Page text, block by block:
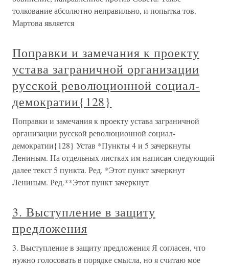
толкование абсолютно неправильно, и попытка тов.
Мартова является
Поправки и замечания к проекту
устава заграничной организации
русской революционной социал-
демократии{128}
Поправки и замечания к проекту устава заграничной
организации русской революционной социал-
демократии{128} Устав *Пункты 4 и 5 зачеркнуты
Лениным. На отдельных листках им написан следующий
далее текст 5 пункта. Ред. *Этот пункт зачеркнут
Лениным. Ред.**Этот пункт зачеркнут
3. Выступление в защиту
предложения
3. Выступление в защиту предложения Я согласен, что
нужно голосовать в порядке смысла, но я считаю мое